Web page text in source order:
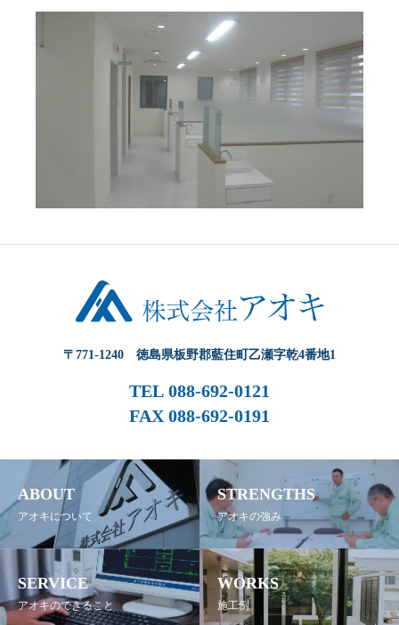
〒771-1240 徳島県板野郡藍住町乙瀬字乾4番地1
TEL 088-692-0121
FAX 088-692-0191
ABOUT
アオキについて
STRENGTHS
アオキの強み
SERVICE
アオキのできること
WORKS
施工例